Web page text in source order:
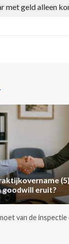
met geld alleen
eruit?
van de